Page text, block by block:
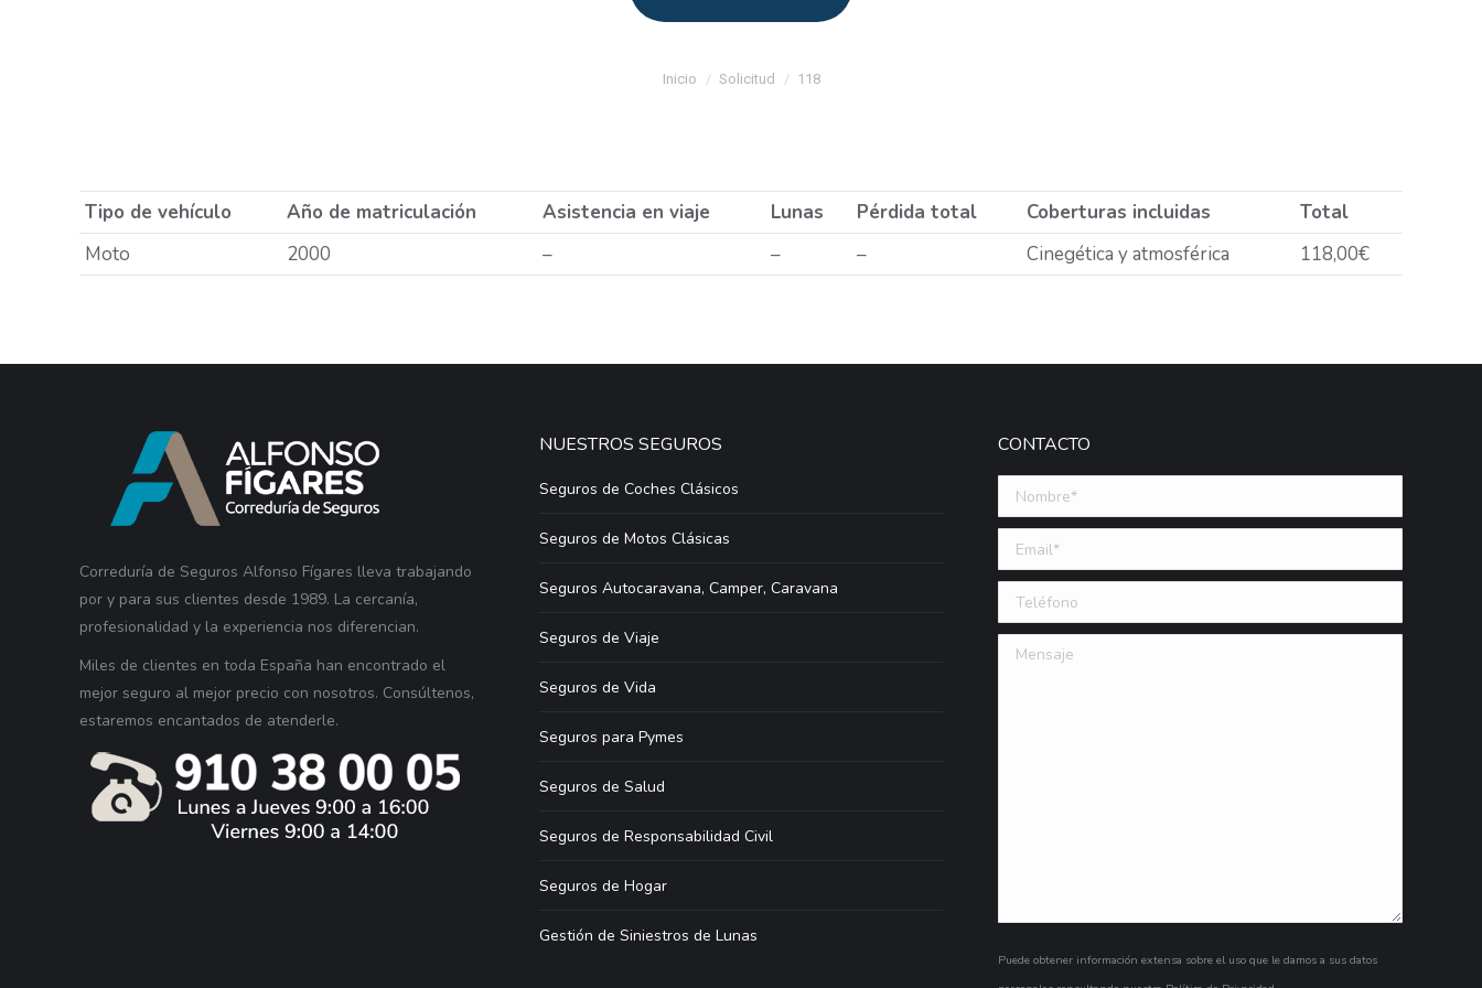
Estás aquí:
Inicio Solicitud 118
Tipo de vehículo Año de matriculación Asistencia en viaje Lunas Pérdida total Coberturas incluidas
Total
Moto
2000 – – – Cinegética y atmosférica 118,00€
Correduría de Seguros Alfonso Fígares lleva trabajando
por y para sus clientes desde 1989. La cercanía,
profesionalidad y la experiencia nos diferencian.
Miles de clientes en toda España han encontrado el
mejor seguro al mejor precio con nosotros. Consúltenos,
estaremos encantados de atenderle.
NUESTROS SEGUROS
Seguros de Coches Clásicos
Seguros de Motos Clásicas
Seguros Autocaravana, Camper, Caravana
Seguros de Viaje
Seguros de Vida
Seguros para Pymes
Seguros de Salud
Seguros de Responsabilidad Civil
Seguros de Hogar
Gestión de Siniestros de Lunas
CONTACTO
Nombre *
Email (requerido)
Teléfono
Mensaje
Puede obtener información extensa sobre el uso que le damos a sus datos